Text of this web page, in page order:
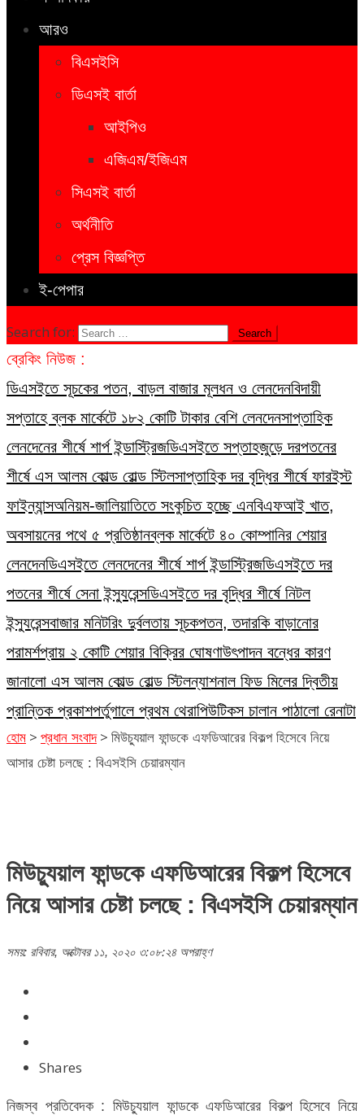
আরও
বিএসইসি
ডিএসই বার্তা
আইপিও
এজিএম/ইজিএম
সিএসই বার্তা
অর্থনীতি
প্রেস বিজ্ঞপ্তি
ই-পেপার
Search for:
ব্রেকিং নিউজ :
ডিএসইতে সূচকের পতন, বাড়ল বাজার মূলধন ও লেনদেনবিদায়ী
সপ্তাহে ব্লক মার্কেটে ১৮২ কোটি টাকার বেশি লেনদেনসাপ্তাহিক
লেনদেনের শীর্ষে শার্প ইন্ডাস্ট্রিজডিএসইতে সপ্তাহজুড়ে দরপতনের
শীর্ষে এস আলম কোল্ড রোল্ড স্টিলসাপ্তাহিক দর বৃদ্ধির শীর্ষে ফারইস্ট
ফাইন্যান্সঅনিয়ম-জালিয়াতিতে সংকুচিত হচ্ছে এনবিএফআই খাত,
অবসায়নের পথে ৫ প্রতিষ্ঠানব্লক মার্কেটে ৪০ কোম্পানির শেয়ার
লেনদেনডিএসইতে লেনদেনের শীর্ষে শার্প ইন্ডাস্ট্রিজডিএসইতে দর
পতনের শীর্ষে সেনা ইন্স্যুরেন্সডিএসইতে দর বৃদ্ধির শীর্ষে নিটল
ইন্স্যুরেন্সবাজার মনিটরিং দুর্বলতায় সূচকপতন, তদারকি বাড়ানোর
পরামর্শপ্রায় ২ কোটি শেয়ার বিক্রির ঘোষণাউৎপাদন বন্ধের কারণ
জানালো এস আলম কোল্ড রোল্ড স্টিলন্যাশনাল ফিড মিলের দ্বিতীয়
প্রান্তিক প্রকাশপর্তুগালে প্রথম থেরাপিউটিকস চালান পাঠালো রেনাটা
হোম > প্রধান সংবাদ > মিউচ্যুয়াল ফান্ডকে এফডিআরের বিকল্প হিসেবে নিয়ে
আসার চেষ্টা চলছে : বিএসইসি চেয়ারম্যান
মিউচ্যুয়াল ফান্ডকে এফডিআরের বিকল্প হিসেবে
নিয়ে আসার চেষ্টা চলছে : বিএসইসি চেয়ারম্যান
সময়: রবিবার, অক্টোবর ১১, ২০২০ ৩:০৮:২৪ অপরাহ্ণ
Shares
নিজস্ব প্রতিবেদক : মিউচ্যুয়াল ফান্ডকে এফডিআরের বিকল্প হিসেবে নিয়ে